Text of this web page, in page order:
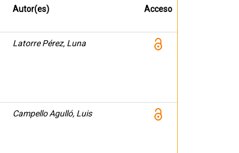
Autor(es) Acceso
Latorre Pérez, Luna
Campello Agulló, Luis